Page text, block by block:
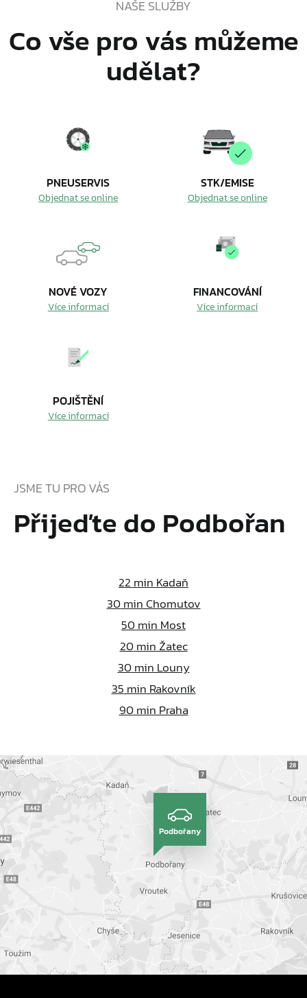
NAŠE SLUŽBY
Co vše pro vás můžeme
udělat?
PNEUSERVIS
Objednat se online
STK/EMISE
Objednat se online
NOVÉ VOZY
Více informací
FINANCOVÁNÍ
Více informací
POJIŠTĚNÍ
Více informací
JSME TU PRO VÁS
Přijeďte do Podbořan
22min Kadaň
30min Chomutov
50min Most
20min Žatec
30min Louny
35min Rakovník
90min Praha
Podbořany